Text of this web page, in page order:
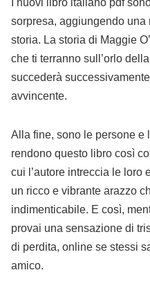
sorpresa, aggiungendo
storia. La storia di Maggie
che ti terranno sull’orlo
succederà
avvincente.
Alla fine, sono le persone e
rendono questo libro così
cui l’autore intreccia le loro
un ricco e vibrante arazzo
indimenticabile. E così,
provai una sensazione di
di perdita, online se stessi
amico.